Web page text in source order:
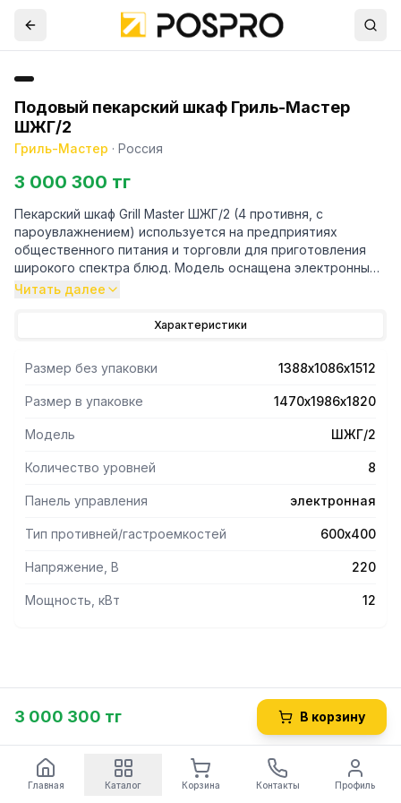
Подовый пекарский шкаф Гриль-Мастер
ШЖГ/2
Гриль-Мастер · Россия
3 000 300 тг
Пекарский шкаф Grill Master ШЖГ/2 (4 противня, с
пароувлажнением) используется на предприятиях
общественного питания и торговли для приготовления
широкого спектра блюд. Модель оснащена электронным
управлением, подсветкой и дверями с подпружиненным
выполнены из нержавеющей стали, двери камер - из
Читать далее
Характеристики
Размер без упаковки 1388х1086х1512
Размер в упаковке 1470х1986х1820
Модель ШЖГ/2
Количество уровней 8
Панель управления электронная
Тип противней/гастроемкостей 600х400
Напряжение, В 220
Мощность, кВт 12
3 000 300 тг В корзину
Главная Каталог Корзина Контакты Профиль